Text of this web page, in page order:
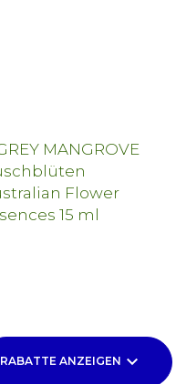
RABATTE ANZEIGEN keyboard_arrow_down